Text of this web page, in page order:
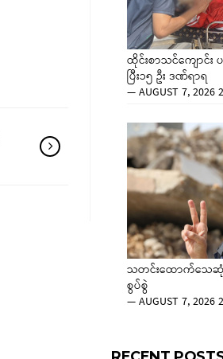
ထိုင်းစာသင်ကျောင်
ပြီး၁၅ ဦး ဒဏ်ရာရ
—AUGUST 7, 2026
သတင်းထောက်သေဆုံး
စွပ်စွဲ
—AUGUST 7, 2026